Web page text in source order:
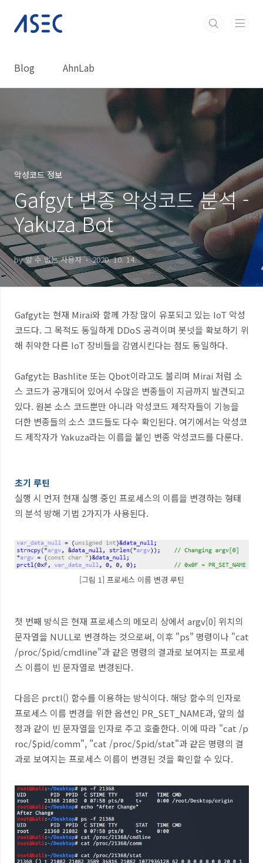
Blog AhnLab
악성코드 정보
Gafgyt 변종 악성코드 분석 -
Yakuza Bot
by 알 수 없는 사용자 2020. 10. 14.
Gafgyt는 현재 Mirai와 함께 가장 많이 유포되고 있는 IoT 악성
코드다. 그 목적도 동일하게 DDoS 공격이며 봇넷을 확보하기 위
해 취약한 다른 IoT 장비들을 감염시킨다는 점도 동일하다.
Gafgyt는 Bashlite 또는 Qbot이라고도 불리며 Mirai 처럼 소
스 코드가 공개되어 있어서 수많은 변종들이 지금까지 발견되고
있다. 원본 소스 코드뿐만 아니라 악성코드 제작자들이 기능을
더한 변종들의 소스 코드들도 다수 확인된다. 여기에서는 악성코
드 제작자가Yakuza라는 이름을 붙인 변종 악성코드를 다룬다.
초기 루틴
실행 시 먼저 현재 실행 중인 프로세스의 이름을 변경하는 형태
의 분석 방해 기법 2가지가 사용된다.
[그림 1] 프로세스 이름 변경 루틴
첫 번째 방식은 현재 프로세스의 메모리 상에서 argv[0] 위치의
문자열을 NULL로 변경하는 것으로써, 이후 "ps" 명령이나 "cat
/proc/$pid/cmdline"과 같은 명령의 결과로 보여지는 프로세
스 이름이 빈 문자열로 변경된다.
다음은 prctl() 함수를 이용하는 방식이다. 해당 함수의 인자로
프로세스 이름 변경을 위한 옵션인 PR_SET_NAME과, 앞의 설
정과 같이 빈 문자열을 인자로 주고 호출한다. 이에 따라 "cat /p
roc/$pid/comm", "cat /proc/$pid/stat"과 같은 명령의 결
과로 보여지는 프로세스 이름이 변경된 것을 확인할 수 있다.